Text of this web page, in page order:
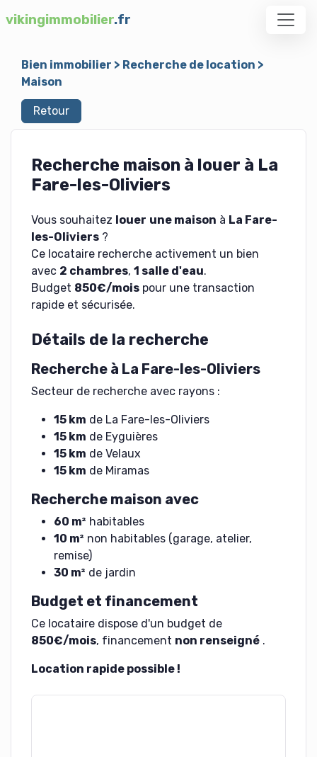
vikingimmobilier.fr
Bien immobilier > Recherche de location >
Maison
Retour
Recherche maison à louer à La
Fare-les-Oliviers
Vous souhaitez louer une maison à La Fare-
les-Oliviers?
Ce locataire recherche activement un bien
avec 2 chambres, 1 salle d'eau.
Budget 850€/moispour une transaction
rapide et sécurisée.
Détails de la recherche
Recherche à La Fare-les-Oliviers
Secteur de recherche avec rayons :
15 km de La Fare-les-Oliviers
15 km de Eyguières
15 km de Velaux
15 km de Miramas
Recherche maison avec
60 m² habitables
10 m² non habitables (garage, atelier,
remise)
30 m² de jardin
Budget et financement
Ce locataire dispose d'un budget de
850€/mois, financement non renseigné.
Location rapide possible !